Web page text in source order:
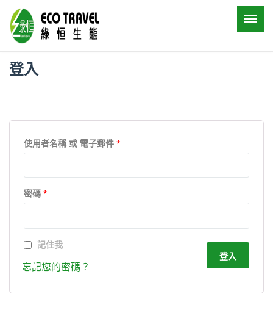
登入
使用者名稱 或 電子郵件 *
密碼 *
記住我
忘記您的密碼？